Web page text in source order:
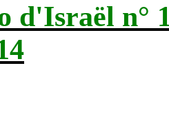
d'Israël n°